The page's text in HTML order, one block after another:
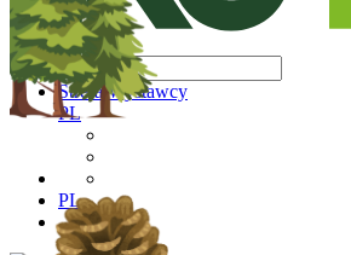
Strefa Wystawcy
PL
PL